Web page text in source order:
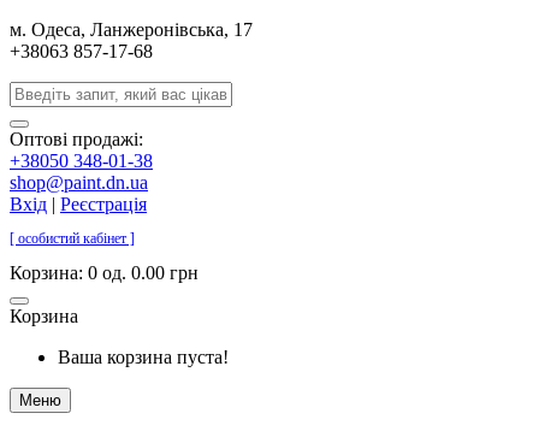
м. Одеса, Ланжеронiвська, 17
+38063 857-17-68
Оптові продажі:
+38050 348-01-38
shop@paint.dn.ua
Вхід | Реєстрація
[ особистий кабінет ]
Корзина: 0 од. 0.00 грн
Корзина
Ваша корзина пуста!
Меню